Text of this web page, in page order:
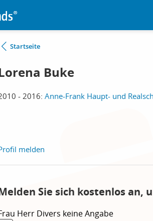
Startseite
Buke
- 2016: Anne-Frank Haupt- und
melden
Sie sich kostenlos an,
Herr Divers keine Angabe